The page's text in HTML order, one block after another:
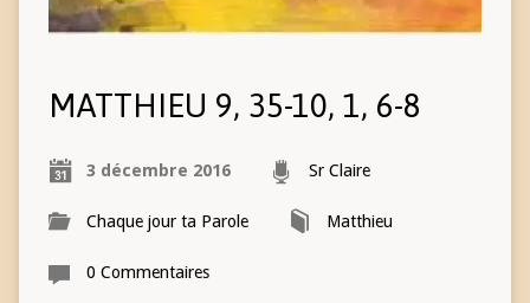
MATTHIEU 9, 35-10, 1, 6-8
3 décembre 2016 Sr Claire
Chaque jour ta Parole Matthieu
0 Commentaires